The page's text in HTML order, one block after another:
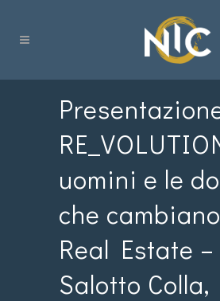
uomini e le
che
Real Estate –
Salotto Colla,